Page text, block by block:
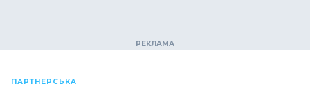
ПАРТНЕРСЬКА